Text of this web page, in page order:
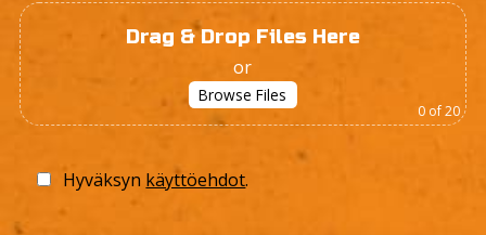
Drag & Drop Files Here
or
Browse Files
0of 20
Hyväksyn käyttöehdot.